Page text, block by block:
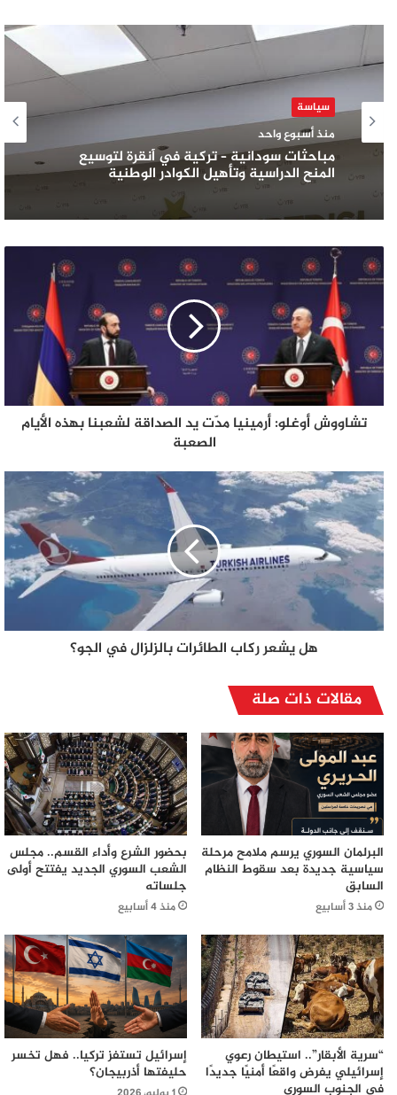
سياسة
منذ أسبوع واحد
مباحثات سودانية – تركية في أنقرة لتوسيع
المنح الدراسية وتأهيل الكوادر الوطنية
تشاووش أوغلو: أرمينيا مدّت يد الصداقة لشعبنا بهذه الأيام
الصعبة
هل يشعر ركاب الطائرات بالزلزال في الجو؟
مقالات ذات صلة
البرلمان السوري يرسم ملامح مرحلة
سياسية جديدة بعد سقوط النظام
السابق
منذ 3 أسابيع
بحضور الشرع وأداء القسم.. مجلس
الشعب السوري الجديد يفتتح أولى
جلساته
منذ 4 أسابيع
“سرية الأبقار”.. استيطان رعوي
إسرائيلي يفرض واقعًا أمنيًا جديدًا
في الجنوب السوري
إسرائيل تستفز تركيا.. فهل تخسر
حليفتها أذربيجان؟